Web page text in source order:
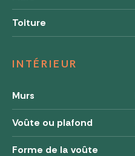
Toiture
INTÉRIEUR
Murs
Voûte ou plafond
Forme de la voûte